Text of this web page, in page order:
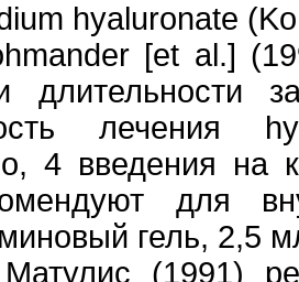
hyaluronate
[et al.]
длительности
лечения
4 введения
для
гель, 2,5
(1991)